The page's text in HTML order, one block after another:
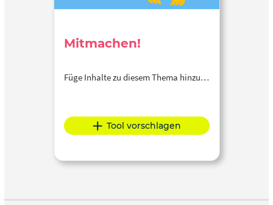
Mitmachen!
Füge Inhalte zu diesem Thema hinzu…
Tool vorschlagen